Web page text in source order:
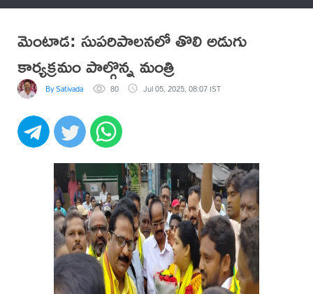
మెంటాడ: సుపరిపాలనలో తొలి అడుగు
కార్యక్రమం పాల్గొన్న మంత్రి
By Sativada 80 Jul 05, 2025, 08:07 IST